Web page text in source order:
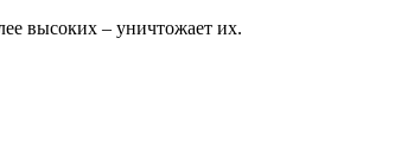
высоких – уничтожает их.